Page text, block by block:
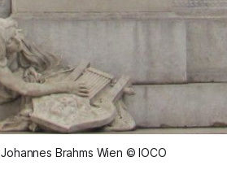
Johannes Brahms Wien © IOCO